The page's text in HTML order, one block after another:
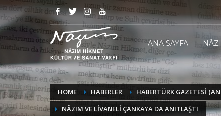
ANA SAYFA
HOME HABERLER
HABERTÜRK GAZETESİ
NÂZIM VE LİVANELİ ÇANKAYA DA ANITLAŞTI